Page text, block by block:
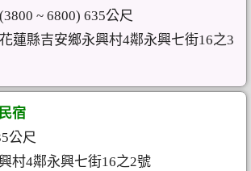
~ 6800) 635公尺
花蓮縣吉安鄉永興村4鄰永興七街16之3
宿
公尺
村4鄰永興七街16之2號